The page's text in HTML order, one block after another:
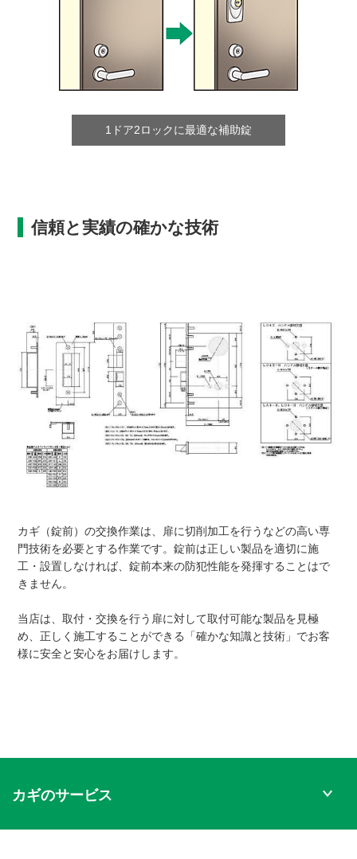
1ドア2ロックに最適な補助錠
信頼と実績の確かな技術
カギ（錠前）の交換作業は、扉に切削加工を行うなどの高い専
門技術を必要とする作業です。錠前は正しい製品を適切に施
工・設置しなければ、錠前本来の防犯性能を発揮することはで
きません。
当店は、取付・交換を行う扉に対して取付可能な製品を見極
め、正しく施工することができる「確かな知識と技術」でお客
様に安全と安心をお届けします。
カギのサービス